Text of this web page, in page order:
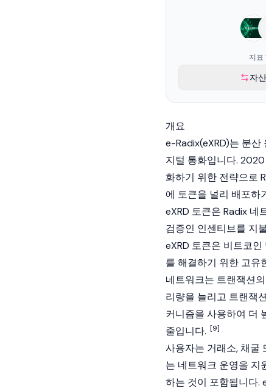
지표
자
개요
e-Radix(eXRD)는 분산
지털 통화입니다.
화하기 위한 전략으로
에 토큰을 널리 배포하
eXRD 토큰은 Radix 네
검증인 인센티브를 지
eXRD 토큰은 비트코인
를 해결하기 위한 고유
네트워크는 트랜잭션
리량을 늘리고 트랜잭
커니즘을 사용하여 더
줄입니다. [9]
사용자는 거래소, 채굴
는 네트워크 운영을 지
하는 것이 포함됩니다.